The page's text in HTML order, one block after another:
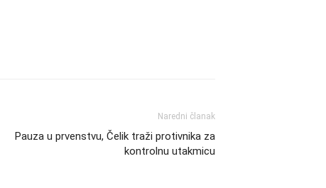
Naredni članak
Pauza u prvenstvu, Čelik traži protivnika za
kontrolnu utakmicu